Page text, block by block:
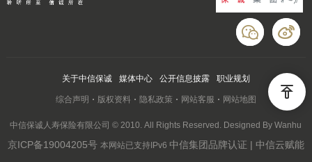
关于中信保诚 媒体中心 公开信息披露 职业规划
综合声明 版权资料 隐私政策 网站客服 网站地图
中信保诚人寿保险有限公司 © 2010. All Rights Reserved. Designed By Wanhu
京ICP备19004205号 本网站已支持IPv6 中信集团品牌认证 | 中信云赋能